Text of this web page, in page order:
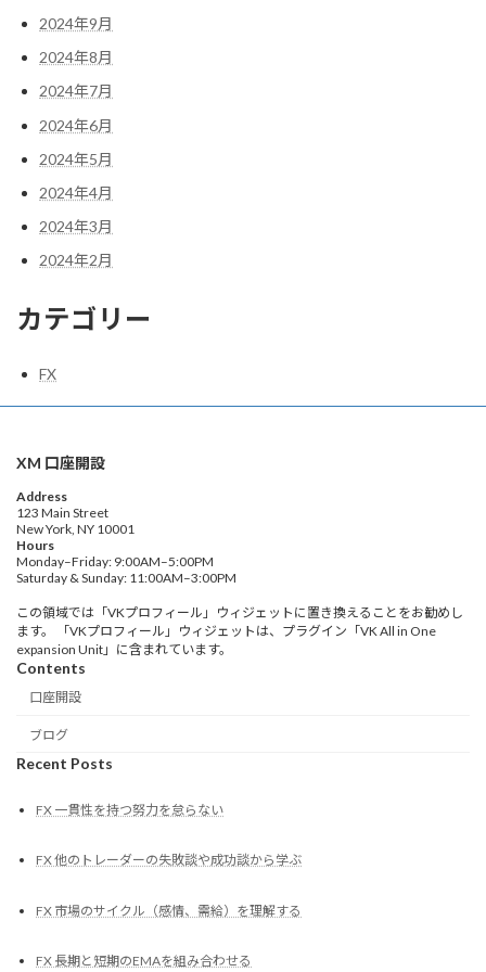
2024年9月
2024年8月
2024年7月
2024年6月
2024年5月
2024年4月
2024年3月
2024年2月
カテゴリー
FX
XM 口座開設
Address
123 Main Street
New York, NY 10001
Hours
Monday–Friday: 9:00AM–5:00PM
Saturday & Sunday: 11:00AM–3:00PM
この領域では「VKプロフィール」ウィジェットに置き換えることをお勧めし
ます。 「VKプロフィール」ウィジェットは、プラグイン「VK All in One
expansion Unit」に含まれています。
Contents
口座開設
ブログ
Recent Posts
FX 一貫性を持つ努力を怠らない
FX 他のトレーダーの失敗談や成功談から学ぶ
FX 市場のサイクル（感情、需給）を理解する
FX 長期と短期のEMAを組み合わせる